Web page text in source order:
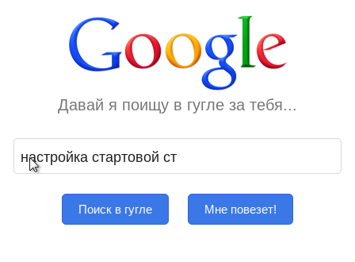
Давай я поищу в гугле за тебя...
Поиск в гугле Мне повезет!